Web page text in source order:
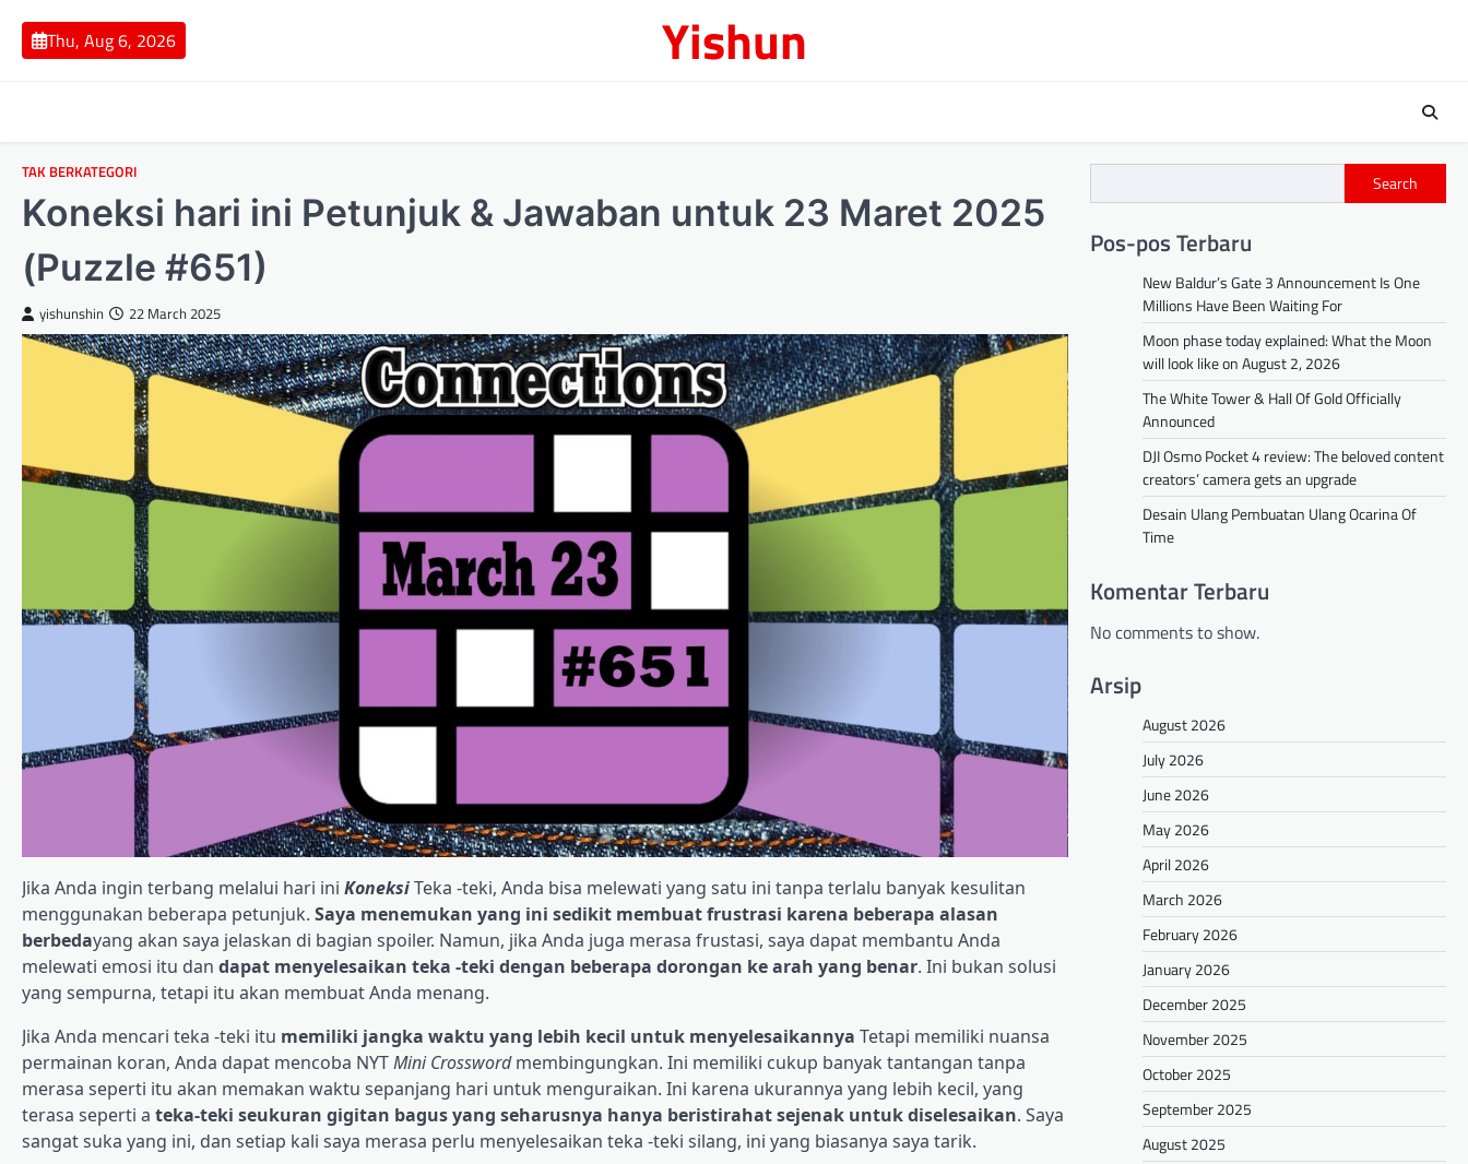
content
Thu, Aug 6, 2026 Yishun
TAK BERKATEGORI
Koneksi hari ini Petunjuk & Jawaban untuk 23 Maret 2025
(Puzzle #651)
yishunshin 22 March 2025
Jika Anda ingin terbang melalui hari ini KoneksiTeka -teki, Anda bisa melewati yang satu ini tanpa terlalu banyak kesulitan
menggunakan beberapa petunjuk. Saya menemukan yang ini sedikit membuat frustrasi karena beberapa alasan
berbedayang akan saya jelaskan di bagian spoiler. Namun, jika Anda juga merasa frustasi, saya dapat membantu Anda
melewati emosi itu dan dapat menyelesaikan teka -teki dengan beberapa dorongan ke arah yang benar. Ini bukan solusi
yang sempurna, tetapi itu akan membuat Anda menang.
Jika Anda mencari teka -teki itu memiliki jangka waktu yang lebih kecil untuk menyelesaikannya Tetapi memiliki nuansa
permainan koran, Anda dapat mencoba NYTMini Crosswordmembingungkan. Ini memiliki cukup banyak tantangan tanpa
merasa seperti itu akan memakan waktu sepanjang hari untuk menguraikan. Ini karena ukurannya yang lebih kecil, yang
terasa seperti a teka-teki seukuran gigitan bagus yang seharusnya hanya beristirahat sejenak untuk diselesaikan. Saya
sangat suka yang ini, dan setiap kali saya merasa perlu menyelesaikan teka -teki silang, ini yang biasanya saya tarik.
Search
Pos-pos Terbaru
New Baldur’s Gate 3 Announcement Is One
Millions Have Been Waiting For
Moon phase today explained: What the Moon
will look like on August 2, 2026
The White Tower & Hall Of Gold Officially
Announced
DJI Osmo Pocket 4 review: The beloved content
creators’ camera gets an upgrade
Desain Ulang Pembuatan Ulang Ocarina Of
Time
Komentar Terbaru
No comments to show.
Arsip
August 2026
July 2026
June 2026
May 2026
April 2026
March 2026
February 2026
January 2026
December 2025
November 2025
October 2025
September 2025
August 2025